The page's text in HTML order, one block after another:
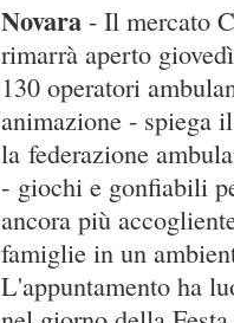
Novara - Il mercato
rimarrà aperto
130 operatori
animazione - spiega
la federazione
- giochi e gonfiabili
ancora più
famiglie in un
L'appuntamento ha